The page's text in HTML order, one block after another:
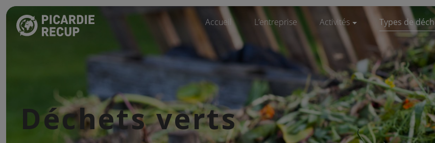
Accueil L’entreprise Activités
Prestation de service
Recyclage
Achat de matière
Traitement de déchets non
Rachat de ferraille et métaux
Types de
Biodéchets
Bois
Construction /
Déchets
Déchets verts
DEEE
Déchets verts